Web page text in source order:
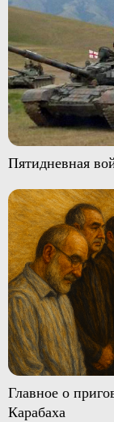
Пятидневная
Главное о
Карабаха